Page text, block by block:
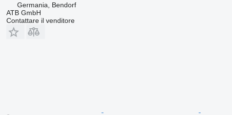
Germania, Bendorf
ATB GmbH
Contattare il venditore